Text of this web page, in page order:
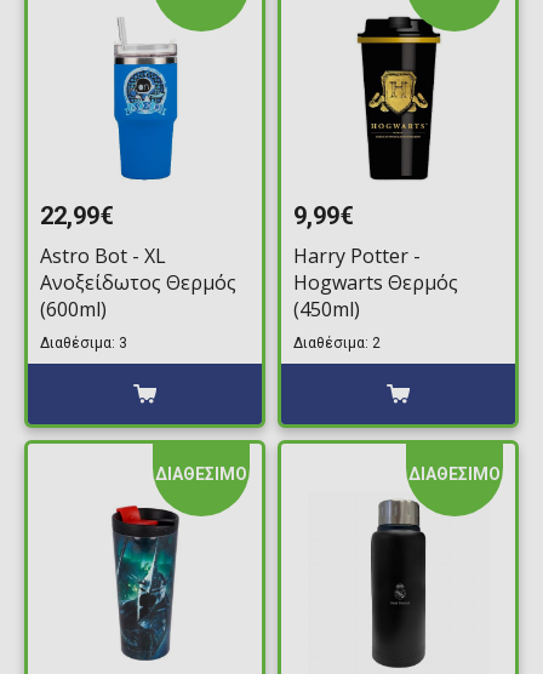
22,99€
Astro Bot - XL
Ανοξείδωτος Θερμός
(600ml)
Διαθέσιμα: 3
9,99€
Harry Potter -
Hogwarts Θερμός
(450ml)
Διαθέσιμα: 2
ΔΙΑΘΕΣΙΜΟ ΔΙΑΘΕΣΙΜΟ